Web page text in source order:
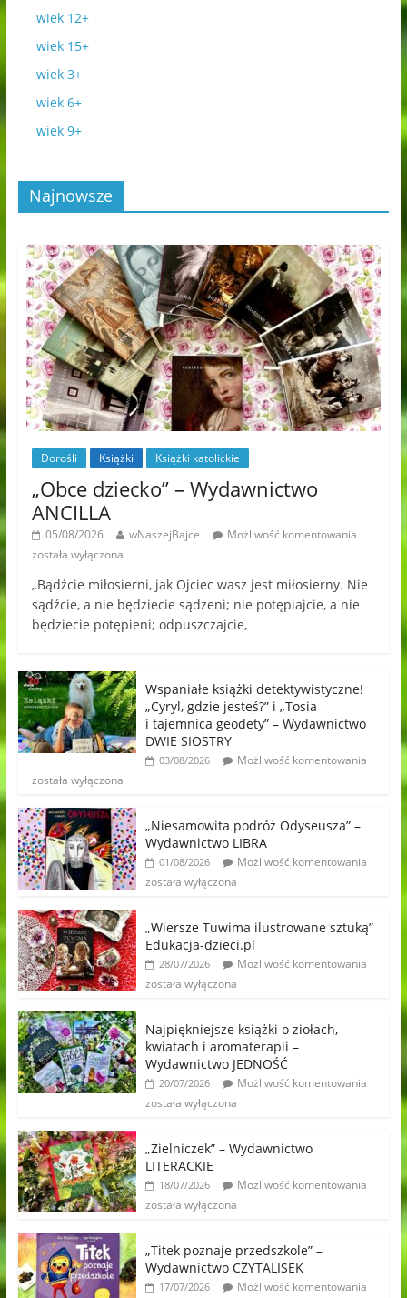
wiek 12+
wiek 15+
wiek 3+
wiek 6+
wiek 9+
Najnowsze
Dorośli Książki Książki katolickie
„Obce dziecko” – Wydawnictwo
ANCILLA
05/08/2026 wNaszejBajce
Możliwość komentowania
została wyłączona
„Bądźcie miłosierni, jak Ojciec wasz jest miłosierny. Nie
sądźcie, a nie będziecie sądzeni; nie potępiajcie, a nie
będziecie potępieni; odpuszczajcie,
Wspaniałe książki detektywistyczne!
„Cyryl, gdzie jesteś?” i „Tosia
i tajemnica geodety” – Wydawnictwo
DWIE SIOSTRY
03/08/2026
Możliwość komentowania
została wyłączona
„Niesamowita podróż Odyseusza” –
Wydawnictwo LIBRA
01/08/2026
Możliwość komentowania
została wyłączona
„Wiersze Tuwima ilustrowane sztuką”
Edukacja-dzieci.pl
28/07/2026
Możliwość komentowania
została wyłączona
Najpiękniejsze książki o ziołach,
kwiatach i aromaterapii –
Wydawnictwo JEDNOŚĆ
20/07/2026
Możliwość komentowania
została wyłączona
„Zielniczek” – Wydawnictwo
LITERACKIE
18/07/2026
Możliwość komentowania
została wyłączona
„Titek poznaje przedszkole” –
Wydawnictwo CZYTALISEK
17/07/2026
Możliwość komentowania